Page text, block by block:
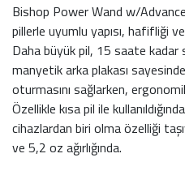
Bishop Power Wand w/
pillerle uyumlu yapısı, hafifliği
Daha büyük pil, 15 saate kadar
manyetik arka plakası
oturmasını sağlarken,
Özellikle kısa pil ile
cihazlardan biri olma özelliği
ve 5,2 oz ağırlığında.